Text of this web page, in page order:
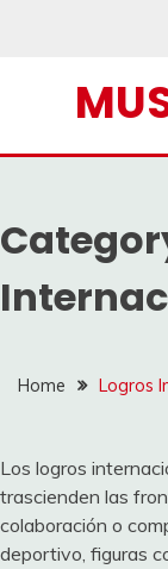
Home Logros
Los logros
trascienden las
colaboración o
deportivo, figuras